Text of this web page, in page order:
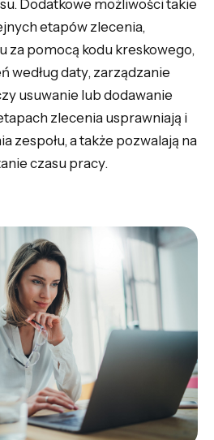
Dodatkowe możliwości takie
etapów zlecenia,
za pomocą kodu kreskowego,
według daty, zarządzanie
usuwanie lub dodawanie
zlecenia usprawniają i
zespołu, a także pozwalają na
czasu pracy.